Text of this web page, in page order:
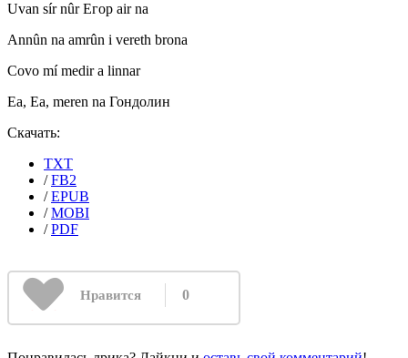
Uvan sír nûr Егор air na
Annûn na amrûn i vereth brona
Covo mí medir a linnar
Ea, Ea, meren na Гондолин
Скачать:
TXT
/FB2
/EPUB
/MOBI
/PDF
Нравится 0